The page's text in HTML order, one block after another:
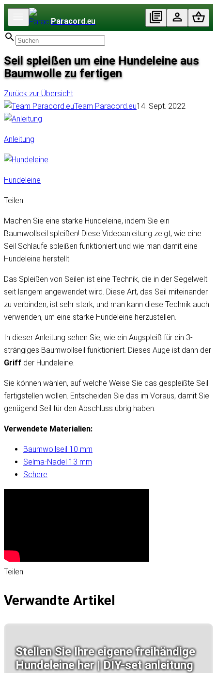
Paracord.eu
Seil spleißen um eine Hundeleine aus
Baumwolle zu fertigen
Zurück zur Übersicht
Team Paracord.eu14. Sept. 2022
Anleitung
Hundeleine
Teilen
Machen Sie eine starke Hundeleine, indem Sie ein
Baumwollseil spleißen! Diese Videoanleitung zeigt, wie eine
Seil Schlaufe spleißen funktioniert und wie man damit eine
Hundeleine herstellt.
Das Spleißen von Seilen ist eine Technik, die in der Segelwelt
seit langem angewendet wird. Diese Art, das Seil miteinander
zu verbinden, ist sehr stark, und man kann diese Technik auch
verwenden, um eine starke Hundeleine herzustellen.
In dieser Anleitung sehen Sie, wie ein Augspleiß für ein 3-
strängiges Baumwollseil funktioniert. Dieses Auge ist dann der
Griff der Hundeleine.
Sie können wählen, auf welche Weise Sie das gespleißte Seil
fertigstellen wollen. Entscheiden Sie das im Voraus, damit Sie
genügend Seil für den Abschluss übrig haben.
Verwendete Materialien:
Baumwollseil 10 mm
Selma-Nadel 13 mm
Schere
Teilen
Verwandte Artikel
Stellen Sie Ihre eigene freihändige
Hundeleine her | DIY-set anleitung